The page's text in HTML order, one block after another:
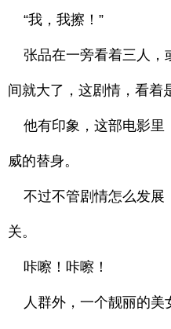
“我，我擦！”
张品在一旁看着三人，
间就大了，这剧情，看着
他有印象，这部电影里
威的替身。
不过不管剧情怎么发展
关。
咔嚓！咔嚓！
人群外，一个靓丽的美